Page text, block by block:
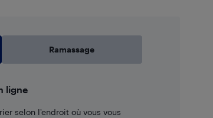
Ramassage
ligne
selon l'endroit où vous vous